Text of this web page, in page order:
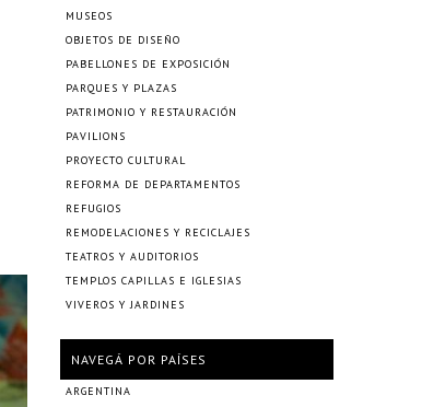
MUSEOS
OBJETOS DE DISEÑO
PABELLONES DE EXPOSICIÓN
PARQUES Y PLAZAS
PATRIMONIO Y RESTAURACIÓN
PAVILIONS
PROYECTO CULTURAL
REFORMA DE DEPARTAMENTOS
REFUGIOS
REMODELACIONES Y RECICLAJES
TEATROS Y AUDITORIOS
TEMPLOS CAPILLAS E IGLESIAS
VIVEROS Y JARDINES
NAVEGÁ POR PAÍSES
ARGENTINA